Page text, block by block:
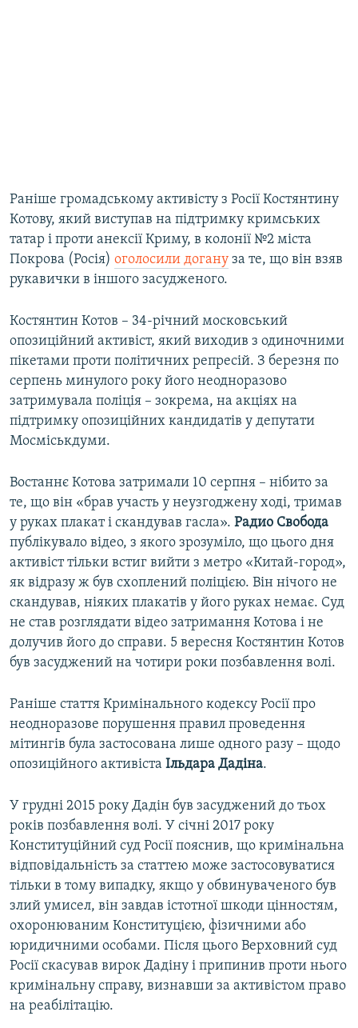
Раніше громадському активісту з Росії Костянтину
Котову, який виступав на підтримку кримських
татар і проти анексії Криму, в колонії №2 міста
Покрова (Росія) оголосили догану за те, що він взяв
рукавички в іншого засудженого.
Костянтин Котов – 34-річний московський
опозиційний активіст, який виходив з одиночними
пікетами проти політичних репресій. З березня по
серпень минулого року його неодноразово
затримувала поліція – зокрема, на акціях на
підтримку опозиційних кандидатів у депутати
Мосміськдуми.
Востаннє Котова затримали 10 серпня – нібито за
те, що він «брав участь у неузгоджену ході, тримав
у руках плакат і скандував гасла». Радио Свобода
публікувало відео, з якого зрозуміло, що цього дня
активіст тільки встиг вийти з метро «Китай-город»,
як відразу ж був схоплений поліцією. Він нічого не
скандував, ніяких плакатів у його руках немає. Суд
не став розглядати відео затримання Котова і не
долучив його до справи. 5 вересня Костянтин Котов
був засуджений на чотири роки позбавлення волі.
Раніше стаття Кримінального кодексу Росії про
неодноразове порушення правил проведення
мітингів була застосована лише одного разу – щодо
опозиційного активіста Ільдара Дадіна.
У грудні 2015 року Дадін був засуджений до тьох
років позбавлення волі. У січні 2017 року
Конституційний суд Росії пояснив, що кримінальна
відповідальність за статтею може застосовуватися
тільки в тому випадку, якщо у обвинуваченого був
злий умисел, він завдав істотної шкоди цінностям,
охоронюваним Конституцією, фізичними або
юридичними особами. Після цього Верховний суд
Росії скасував вирок Дадіну і припинив проти нього
кримінальну справу, визнавши за активістом право
на реабілітацію.